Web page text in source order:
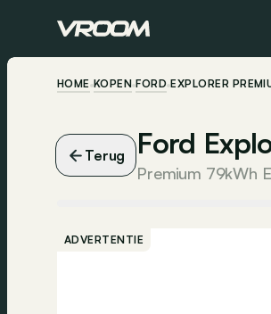
HOME KOPEN FORD EXPLORER
Terug Ford
ADVERTENTIE